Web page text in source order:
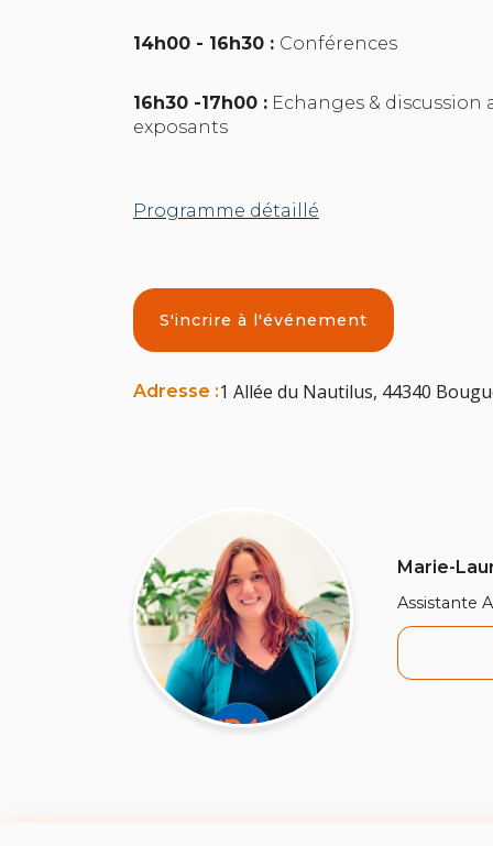
14h00 - 16h30 : Conférences
16h30 -17h00 :Echanges & discussion
exposants
Programme détaillé
S'incrire à l'événement
Adresse :1 Allée du Nautilus, 44340
Marie-
Assistante